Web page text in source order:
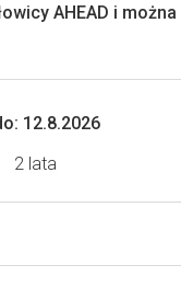
12.8.2026
2 lata
AHEAD i